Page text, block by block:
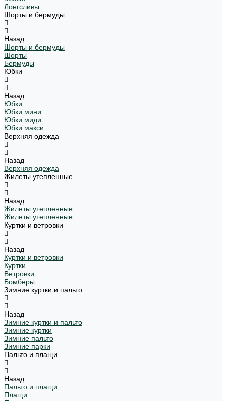
Лонгсливы
Шорты и бермуды
Назад
Шорты и бермуды
Шорты
Бермуды
Юбки
Назад
Юбки
Юбки мини
Юбки миди
Юбки макси
Верхняя одежда
Назад
Верхняя одежда
Жилеты утепленные
Назад
Жилеты утепленные
Жилеты утепленные
Куртки и ветровки
Назад
Куртки и ветровки
Куртки
Ветровки
Бомберы
Зимние куртки и пальто
Назад
Зимние куртки и пальто
Зимние куртки
Зимние пальто
Зимние парки
Пальто и плащи
Назад
Пальто и плащи
Плащи